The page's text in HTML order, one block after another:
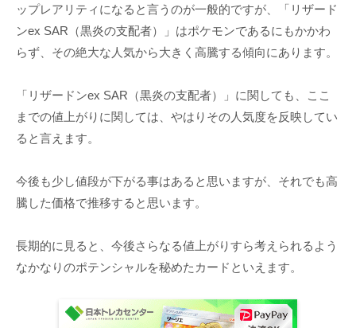
ップレアリティになると言うのが一般的ですが、「リザード
ンex SAR（黒炎の支配者）」はポケモンであるにもかかわ
らず、その絶大な人気から大きく高騰する傾向にあります。
「リザードンex SAR（黒炎の支配者）」に関しても、ここ
までの値上がりに関しては、やはりその人気度を反映してい
ると言えます。
今後も少し値段が下がる事はあると思いますが、それでも高
騰した価格で推移すると思います。
長期的に見ると、今後さらなる値上がりすら考えられるよう
なかなりのポテンシャルを秘めたカードといえます。